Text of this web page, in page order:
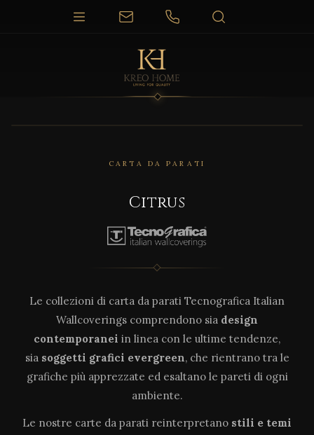
CARTA DA PARATI
Citrus
Le collezioni di carta da parati Tecnografica Italian
Wallcoverings comprendono sia design
contemporanei in linea con le ultime tendenze,
sia soggetti grafici evergreen, che rientrano tra le
grafiche più apprezzate ed esaltano le pareti di ogni
ambiente.
Le nostre carte da parati reinterpretano stili e temi